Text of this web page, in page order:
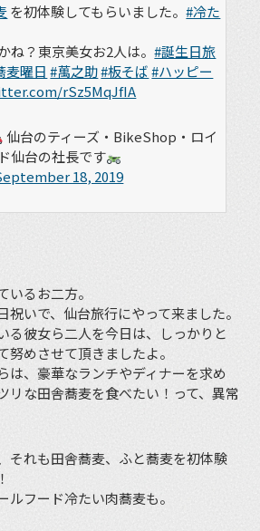
を初体験してもらいました。#冷た
ね？東京美女お2人は。#誕生日旅
麦曜日 #萬之助#板そば #ハッピー
rSz5MqJfIA
仙台のティーズ・BikeShop・ロイ
仙台の社長です
18, 2019
いるお二方。
祝いで、仙台旅行にやって来ました。
る彼女ら二人を今日は、しっかりと
努めさせて頂きましたよ。
は、豪華なランチやディナーを求め
リな田舎蕎麦を食べたい！って、異常
それも田舎蕎麦、ふと蕎麦を初体験
ルフード冷たい肉蕎麦も。